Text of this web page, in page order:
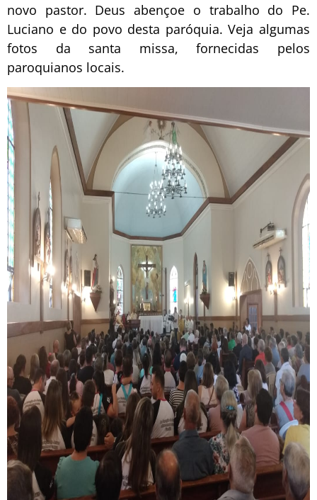
novo pastor. Deus abençoe o trabalho do Pe.
Luciano e do povo desta paróquia. Veja algumas
fotos da santa missa, fornecidas pelos
paroquianos locais.